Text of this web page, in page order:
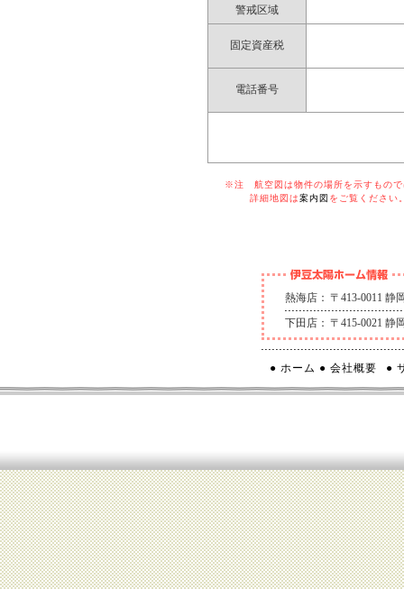
警戒区域
固定資産税
電話番号
※注 航空図は物件の場所を示すものでは
詳細地図は案内図 をご覧ください
熱海店： 〒413-0011 静
下田店： 〒415-0021 静
● ホーム ● 会社概要 ●